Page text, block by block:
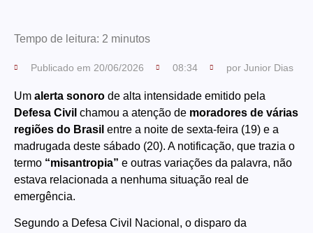
Tempo de leitura: 2 minutos
Publicado em 20/06/2026 08:34 por Junior Dias
Um alerta sonoro de alta intensidade emitido pela
Defesa Civil chamou a atenção de moradores de várias
regiões do Brasil entre a noite de sexta-feira (19) e a
madrugada deste sábado (20). A notificação, que trazia o
termo “misantropia” e outras variações da palavra, não
estava relacionada a nenhuma situação real de
emergência.
Segundo a Defesa Civil Nacional, o disparo da